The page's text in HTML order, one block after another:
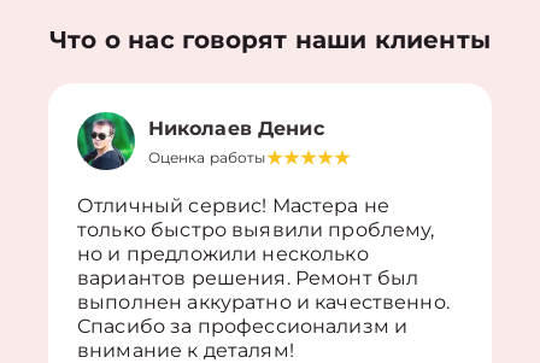
Что о нас говорят наши клиенты
Николаев Денис
Оценка работы
Отличный сервис! Мастера не
только быстро выявили проблему,
но и предложили несколько
вариантов решения. Ремонт был
выполнен аккуратно и качественно.
Спасибо за профессионализм и
внимание к деталям!